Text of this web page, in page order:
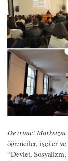
Devrimci Marksizm
öğrenciler, işçiler
“Devlet, Sosyalizm,